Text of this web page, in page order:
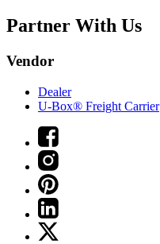
Partner With Us
Vendor
Dealer
U-Box® Freight Carrier